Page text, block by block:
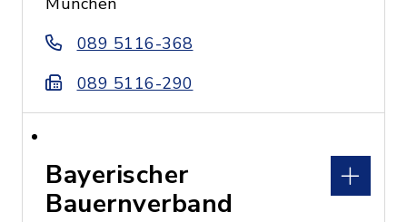
089 5116-368
089 5116-290
Bayerischer
Bauernverband